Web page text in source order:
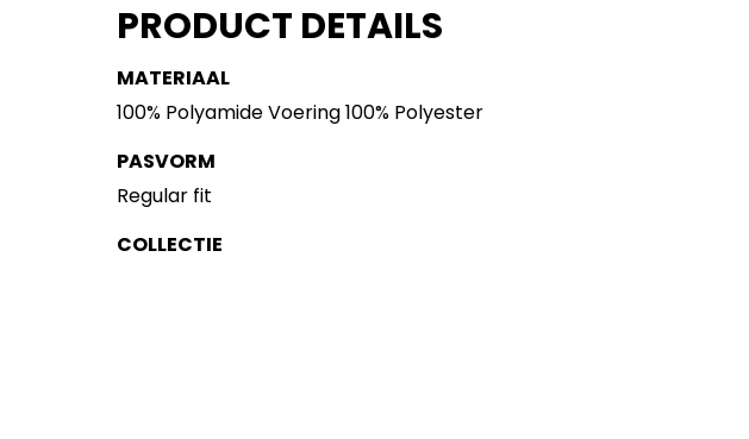
PRODUCT DETAILS
MATERIAAL
100% Polyamide Voering 100% Polyester
PASVORM
Regular fit
COLLECTIE